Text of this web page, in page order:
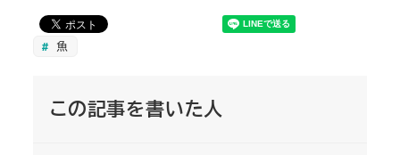
魚
この記事を書いた人